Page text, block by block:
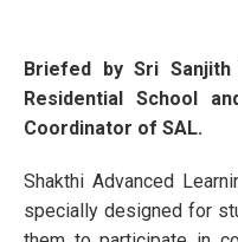
Briefed by Sri Sanjith
Residential School
Coordinator of SAL.
Shakthi Advanced
specially designed for